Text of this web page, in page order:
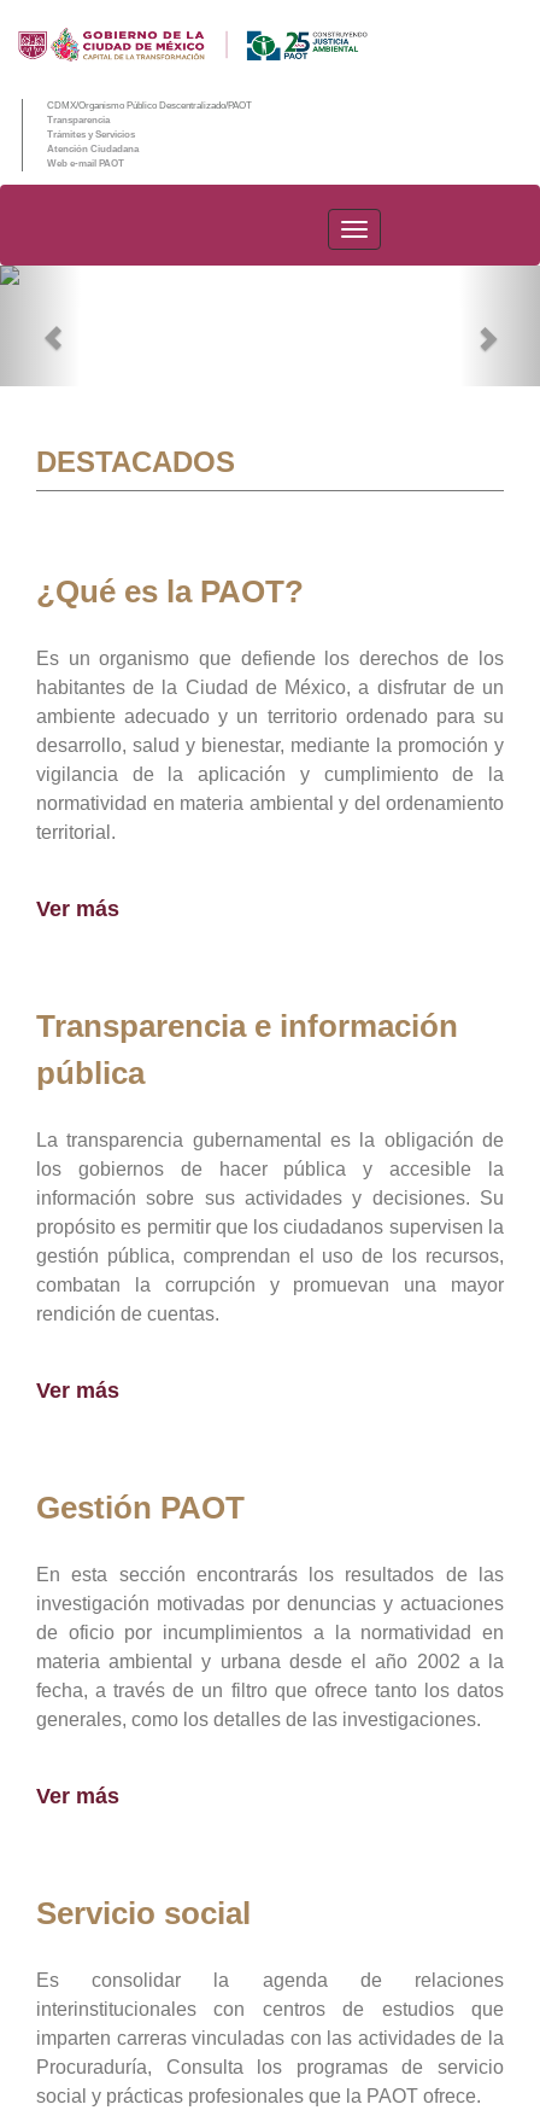
CDMX/Organismo Público Descentralizado/PAOT
Transparencia
Trámites y Servicios
Atención Ciudadana
Web e-mail PAOT
PAOT
DESTACADOS
¿Qué es la PAOT?
Es un organismo que defiende los derechos de los
habitantes de la Ciudad de México, a disfrutar de un
ambiente adecuado y un territorio ordenado para su
desarrollo, salud y bienestar, mediante la promoción y
vigilancia de la aplicación y cumplimiento de la
normatividad en materia ambiental y del ordenamiento
territorial.
Ver más
Transparencia e información
pública
La transparencia gubernamental es la obligación de
los gobiernos de hacer pública y accesible la
información sobre sus actividades y decisiones. Su
propósito es permitir que los ciudadanos supervisen la
gestión pública, comprendan el uso de los recursos,
combatan la corrupción y promuevan una mayor
rendición de cuentas.
Ver más
Gestión PAOT
En esta sección encontrarás los resultados de las
investigación motivadas por denuncias y actuaciones
de oficio por incumplimientos a la normatividad en
materia ambiental y urbana desde el año 2002 a la
fecha, a través de un filtro que ofrece tanto los datos
generales, como los detalles de las investigaciones.
Ver más
Servicio social
Es consolidar la agenda de relaciones
interinstitucionales con centros de estudios que
imparten carreras vinculadas con las actividades de la
Procuraduría, Consulta los programas de servicio
social y prácticas profesionales que la PAOT ofrece.